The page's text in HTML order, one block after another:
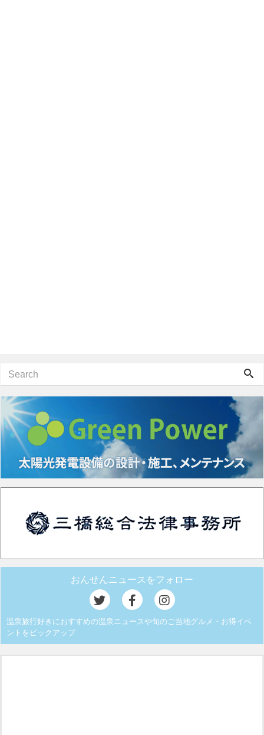
おんせんニュースをフォロー
温泉旅行好きにおすすめの温泉ニュースや旬のご当地グルメ・お得イベ
ントをピックアップ